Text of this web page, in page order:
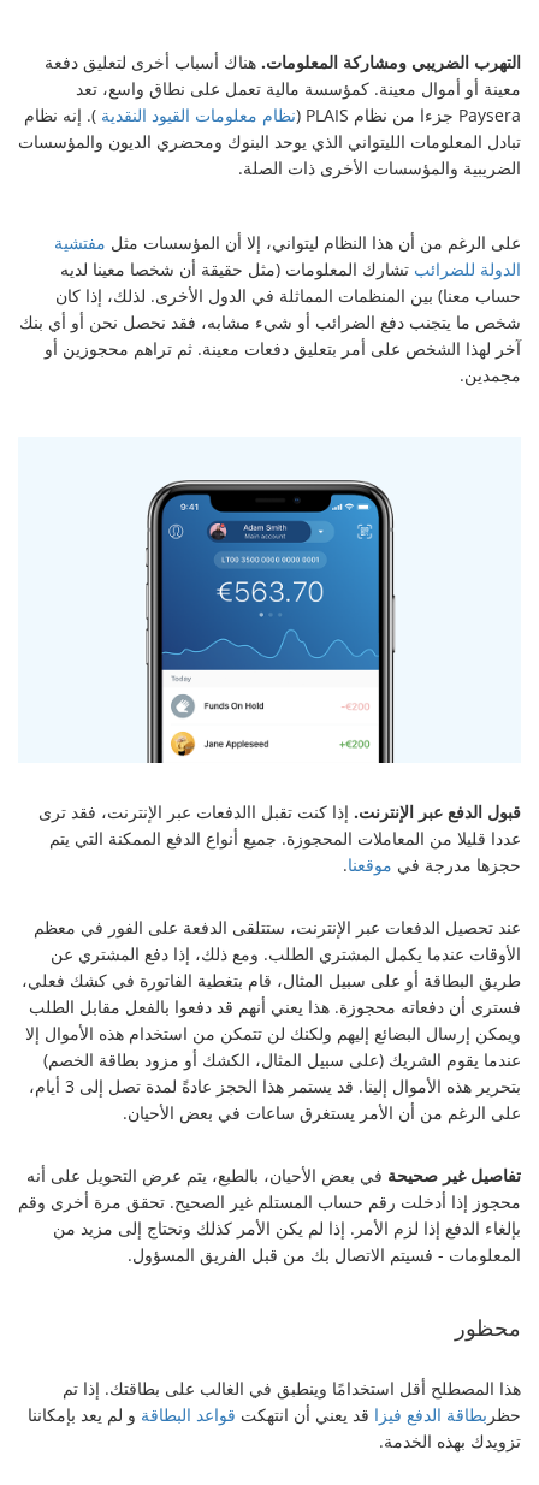
التهرب الضريبي ومشاركة المعلومات. هناك أسباب أخرى لتعليق دفعة
معينة أو أموال معينة. كمؤسسة مالية تعمل على نطاق واسع، تعد
Paysera جزءا من نظام PLAIS (
نظام معلومات القيود النقدية ). إنه نظام
تبادل المعلومات الليتواني الذي يوحد البنوك ومحضري الديون والمؤسسات
الضريبية والمؤسسات الأخرى ذات الصلة.
على الرغم من أن هذا النظام ليتواني، إلا أن المؤسسات مثل مفتشية
الدولة للضرائب تشارك المعلومات (مثل حقيقة أن شخصا معينا لديه
حساب معنا) بين المنظمات المماثلة في الدول الأخرى. لذلك، إذا كان
شخص ما يتجنب دفع الضرائب أو شيء مشابه، فقد نحصل نحن أو أي بنك
آخر لهذا الشخص على أمر بتعليق دفعات معينة. ثم تراهم محجوزين أو
مجمدين.
قبول الدفع عبر الإنترنت. إذا كنت تقبل االدفعات عبر الإنترنت، فقد ترى
عددا قليلا من المعاملات المحجوزة. جميع أنواع الدفع الممكنة التي يتم
حجزها مدرجة في موقعنا.
عند تحصيل الدفعات عبر الإنترنت، ستتلقى الدفعة على الفور في معظم
الأوقات عندما يكمل المشتري الطلب. ومع ذلك، إذا دفع المشتري عن
طريق البطاقة أو على سبيل المثال، قام بتغطية الفاتورة في كشك فعلي،
فسترى أن دفعاته محجوزة. هذا يعني أنهم قد دفعوا بالفعل مقابل الطلب
ويمكن إرسال البضائع إليهم ولكنك لن تتمكن من استخدام هذه الأموال إلا
عندما يقوم الشريك (على سبيل المثال، الكشك أو مزود بطاقة الخصم)
بتحرير هذه الأموال إلينا. قد يستمر هذا الحجز عادةً لمدة تصل إلى 3 أيام،
على الرغم من أن الأمر يستغرق ساعات في بعض الأحيان.
تفاصيل غير صحيحة في بعض الأحيان، بالطبع، يتم عرض التحويل على أنه
محجوز إذا أدخلت رقم حساب المستلم غير الصحيح. تحقق مرة أخرى وقم
بإلغاء الدفع إذا لزم الأمر. إذا لم يكن الأمر كذلك ونحتاج إلى مزيد من
المعلومات - فسيتم الاتصال بك من قبل الفريق المسؤول.
محظور
هذا المصطلح أقل استخدامًا وينطبق في الغالب على بطاقتك. إذا تم
حظر بطاقة الدفع فيزا قد يعني أن انتهكت قواعد البطاقة و لم يعد بإمكاننا
تزويدك بهذه الخدمة.